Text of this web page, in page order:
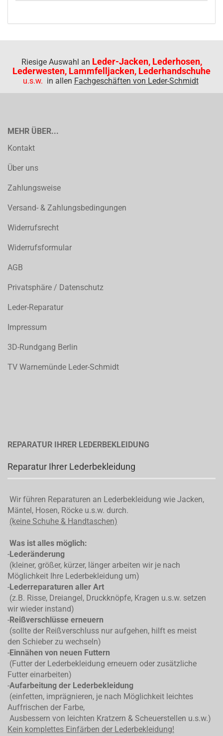
Riesige Auswahl an Leder-Jacken, Lederhosen,
Lederwesten, Lammfelljacken, Lederhandschuhe
u.s.w. in allen Fachgeschäften von Leder-Schmidt
MEHR ÜBER...
Kontakt
Über uns
Zahlungsweise
Versand- & Zahlungsbedingungen
Widerrufsrecht
Widerrufsformular
AGB
Privatsphäre / Datenschutz
Leder-Reparatur
Impressum
3D-Rundgang Berlin
TV Warnemünde Leder-Schmidt
REPARATUR IHRER LEDERBEKLEIDUNG
Reparatur Ihrer Lederbekleidung
Wir führen Reparaturen an Lederbekleidung wie Jacken,
Mäntel, Hosen, Röcke u.s.w. durch.
(keine Schuhe & Handtaschen)
Was ist alles möglich:
-Lederänderung
(kleiner, größer, kürzer, länger arbeiten wir je nach
Möglichkeit Ihre Lederbekleidung um)
-Lederreparaturen aller Art
(z.B. Risse, Dreiangel, Druckknöpfe, Kragen u.s.w. setzen
wir wieder instand)
-Reißverschlüsse erneuern
(sollte der Reißverschluss nur aufgehen, hilft es meist
den Schieber zu wechseln)
-Einnähen von neuen Futtern
(Futter der Lederbekleidung erneuern oder zusätzliche
Futter einarbeiten)
-Aufarbeitung der Lederbekleidung
(einfetten, imprägnieren, je nach Möglichkeit leichtes
Auffrischen der Farbe,
Ausbessern von leichten Kratzern & Scheuerstellen u.s.w.)
Kein komplettes Einfärben der Lederbekleidung!